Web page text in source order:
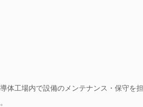
体工場内で設備のメンテナンス・保守を担